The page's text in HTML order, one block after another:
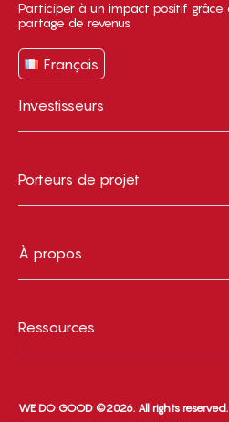
Participer à un impact positif grâce
partage de revenus
Français
Investisseurs
Porteurs de projet
À propos
Ressources
WE DO GOOD ©2026. All rights reserved.